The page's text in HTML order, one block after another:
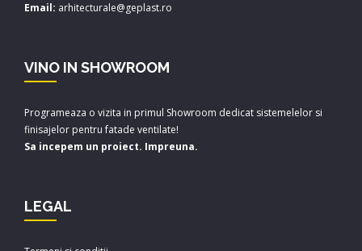
Email: arhitecturale@geplast.ro
VINO IN SHOWROOM
Programeaza o vizita in primul Showroom dedicat sistemelelor si
finisajelor pentru fatade ventilate!
Sa incepem un proiect. Impreuna.
LEGAL